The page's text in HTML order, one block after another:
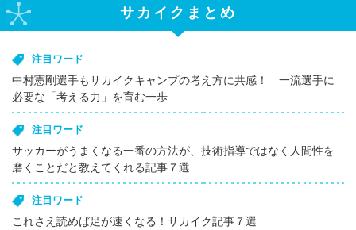
サカイクまとめ
注目ワード
中村憲剛選手もサカイクキャンプの考え方に共感！ 一流選手に
必要な「考える力」を育む一歩
注目ワード
サッカーがうまくなる一番の方法が、技術指導ではなく人間性を
磨くことだと教えてくれる記事７選
注目ワード
これさえ読めば足が速くなる！サカイク記事７選